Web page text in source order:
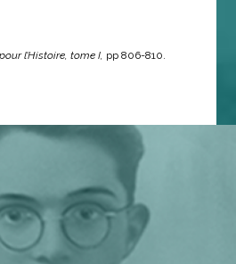
l’Histoire, tome I, pp 806-810.